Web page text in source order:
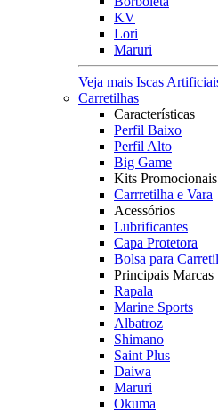
KV
Lori
Maruri
Veja mais Iscas
Carretilhas
Características
Perfil Baixo
Perfil Alto
Big Game
Kits Promocionais
Carrretilha e Vara
Acessórios
Lubrificantes
Capa Protetora
Bolsa para
Principais Marcas
Rapala
Marine Sports
Albatroz
Shimano
Saint Plus
Daiwa
Maruri
Okuma